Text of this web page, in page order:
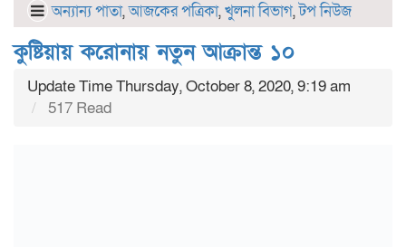
অন্যান্য পাতা,আজকের পত্রিকা,খুলনা বিভাগ,টপ নিউজ
কুষ্টিয়ায় করোনায় নতুন আক্রান্ত ১০
Update Time Thursday, October 8, 2020, 9:19 am
517 Read